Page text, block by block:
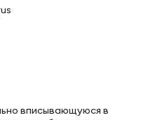
вписывающуюся в